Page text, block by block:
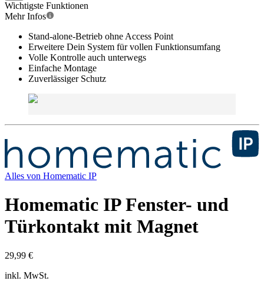
Wichtigste Funktionen
Mehr Infos
Stand-alone-Betrieb ohne Access Point
Erweitere Dein System für vollen Funktionsumfang
Volle Kontrolle auch unterwegs
Einfache Montage
Zuverlässiger Schutz
Alles von Homematic IP
Homematic IP Fenster- und
Türkontakt mit Magnet
29,99 €
inkl. MwSt.